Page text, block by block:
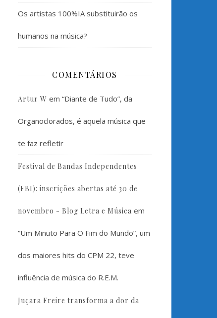
Os artistas 100%IA substituirão os
humanos na música?
COMENTÁRIOS
Artur W em “Diante de Tudo”, da
Organoclorados, é aquela música que
te faz refletir
Festival de Bandas Independentes
(FBI): inscrições abertas até 30 de
novembro - Blog Letra e Música em
“Um Minuto Para O Fim do Mundo”, um
dos maiores hits do CPM 22, teve
influência de música do R.E.M.
Juçara Freire transforma a dor da